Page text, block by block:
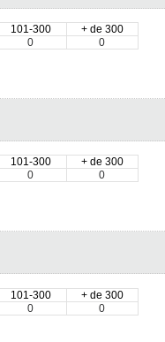
101-300
+ de 300
0
0
101-300
+ de 300
0
0
101-300
+ de 300
0
0